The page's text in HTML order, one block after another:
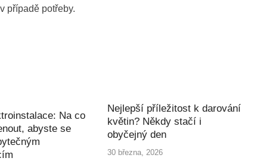
případě potřeby.
Na co
abyste se
Nejlepší příležitost k darování
květin? Někdy stačí i
obyčejný den
30 března, 2026